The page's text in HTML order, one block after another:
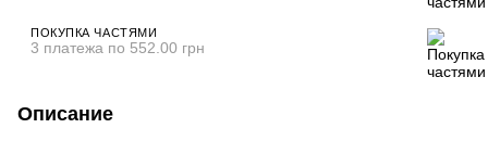
ПОКУПКА ЧАСТЯМИ
3 платежа по 552.00 грн
Описание